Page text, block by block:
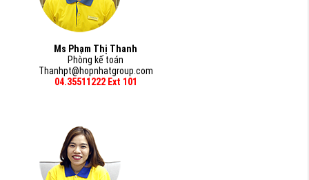
Ms Phạm Thị Thanh
Phòng kế toán
Thanhpt@hopnhatgroup.com
04.35511222 Ext 101